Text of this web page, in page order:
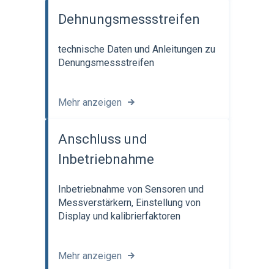
Dehnungsmessstreifen
technische Daten und Anleitungen zu
Denungsmessstreifen
Mehr anzeigen
Anschluss und
Inbetriebnahme
Inbetriebnahme von Sensoren und
Messverstärkern, Einstellung von
Display und kalibrierfaktoren
Mehr anzeigen